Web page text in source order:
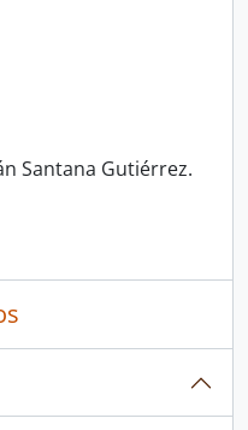
Santana Gutiérrez.